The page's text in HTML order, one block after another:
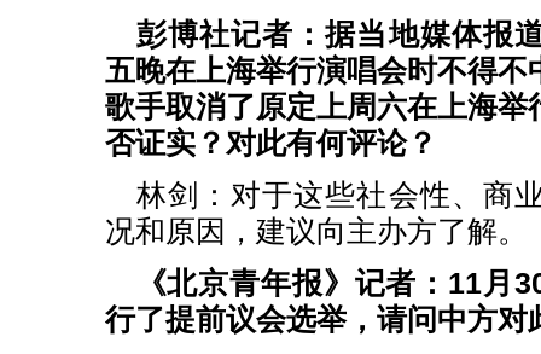
彭博社记者：据当地媒体报
五晚在上海举行演唱会时不得不
歌手取消了原定上周六在上海举
否证实？对此有何评论？
林剑：对于这些社会性、商
况和原因，建议向主办方了解。
《北京青年报》记者：11月
行了提前议会选举，请问中方对